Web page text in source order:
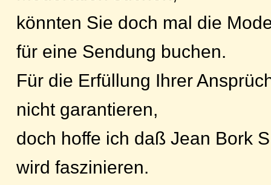
könnten Sie doch mal die
für eine Sendung buchen.
Für die Erfüllung Ihrer
nicht garantieren,
doch hoffe ich daß Jean Bork
wird faszinieren.